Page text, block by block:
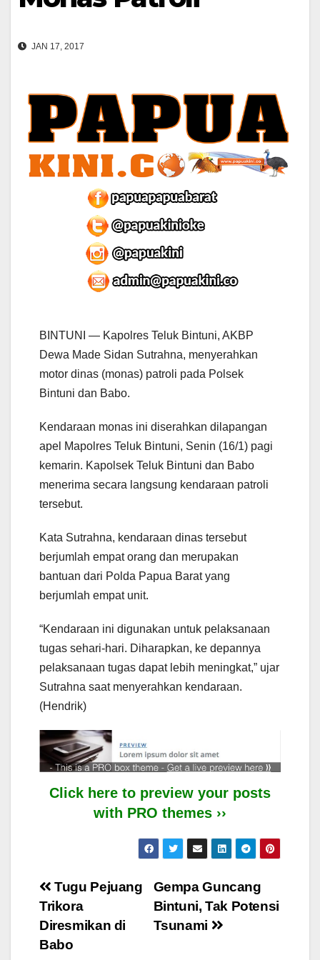
JAN 17, 2017
BINTUNI — Kapolres Teluk Bintuni, AKBP
Dewa Made Sidan Sutrahna, menyerahkan
motor dinas (monas) patroli pada Polsek
Bintuni dan Babo.
Kendaraan monas ini diserahkan dilapangan
apel Mapolres Teluk Bintuni, Senin (16/1) pagi
kemarin. Kapolsek Teluk Bintuni dan Babo
menerima secara langsung kendaraan patroli
tersebut.
Kata Sutrahna, kendaraan dinas tersebut
berjumlah empat orang dan merupakan
bantuan dari Polda Papua Barat yang
berjumlah empat unit.
“Kendaraan ini digunakan untuk pelaksanaan
tugas sehari-hari. Diharapkan, ke depannya
pelaksanaan tugas dapat lebih meningkat,” ujar
Sutrahna saat menyerahkan kendaraan.
(Hendrik)
Click here to preview your posts
with PRO themes ››
Post
navigation
Gempa Guncang
Bintuni, Tak Potensi
Tsunami
Tugu Pejuang
Trikora
Diresmikan di
Babo